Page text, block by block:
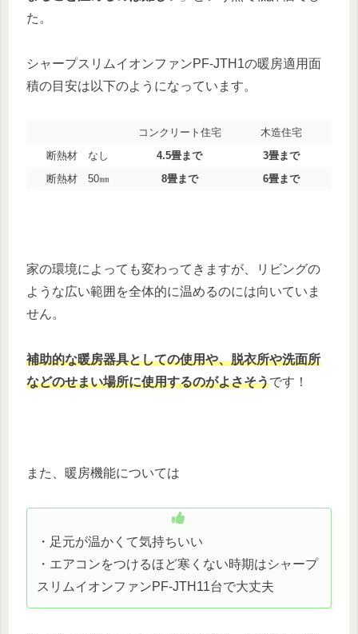
た。
シャープスリムイオンファンPF-JTH1の暖房適用面
積の目安は以下のようになっています。
コンクリート住宅
木造住宅
断熱材 なし
4.5畳まで
3畳まで
断熱材 50㎜
8畳まで 6畳まで
家の環境によっても変わってきますが、リビングの
ような広い範囲を全体的に温めるのには向いていま
せん。
補助的な暖房器具としての使用や、脱衣所や洗面所
などのせまい場所に使用するのがよさそうです！
また、暖房機能については
・足元が温かくて気持ちいい
・エアコンをつけるほど寒くない時期はシャープ
スリムイオンファンPF-JTH11台で大丈夫